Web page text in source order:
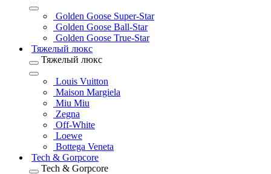
Golden Goose Super-Star
Golden Goose Ball-Star
Golden Goose True-Star
Тяжелый люкс
Тяжелый люкс
Louis Vuitton
Maison Margiela
Miu Miu
Zegna
Off-White
Loewe
Bottega Veneta
Tech & Gorpcore
Tech & Gorpcore